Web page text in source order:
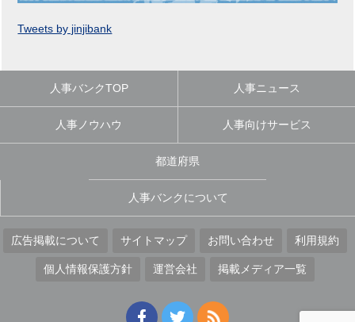
Tweets by jinjibank
人事バンクTOP 人事ニュース
人事ノウハウ 人事向けサービス
都道府県
人事バンクについて
広告掲載について サイトマップ お問い合わせ 利用規約
個人情報保護方針 運営会社 掲載メディア一覧